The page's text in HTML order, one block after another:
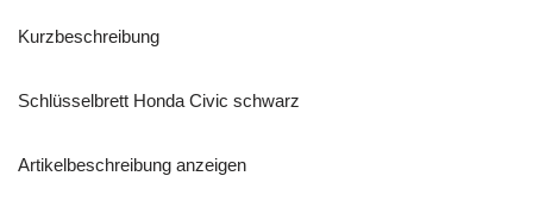
Kurzbeschreibung
Schlüsselbrett Honda Civic schwarz
Artikelbeschreibung anzeigen